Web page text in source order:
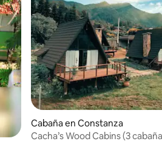
Cabaña en Constanza
Cacha’s Wood Cabins (3